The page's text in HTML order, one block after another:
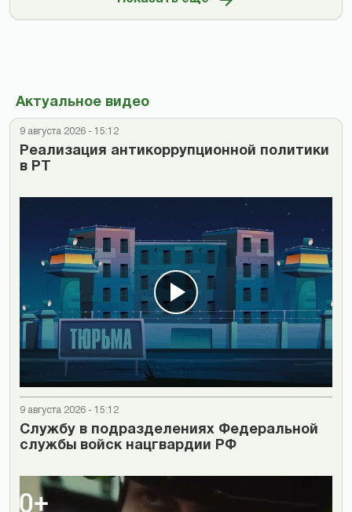
Актуальное видео
9 августа 2026 - 15:12
Реализация антикоррупционной политики
в РТ
9 августа 2026 - 15:12
Cлужбу в подразделениях Федеральной
службы войск нацгвардии РФ